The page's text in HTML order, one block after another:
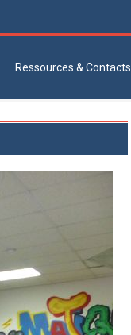
Ressources & Contacts